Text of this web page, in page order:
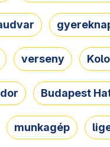
verseny
Budapest
munkagép